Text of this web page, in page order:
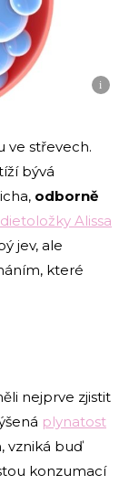
i
ve střevech.
bývá
odborně
dietoložky Alissa
jev, ale
které
nejprve zjistit
plynatost
vzniká buď
konzumací